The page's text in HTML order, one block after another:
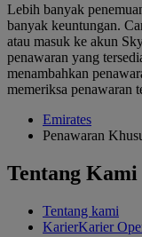
Lebih banyak
banyak keuntungan.
atau masuk ke akun
penawaran yang
menambahkan
memeriksa penawaran
Emirates
Penawaran
Tentang Kami
Tentang kami
KarierKarier